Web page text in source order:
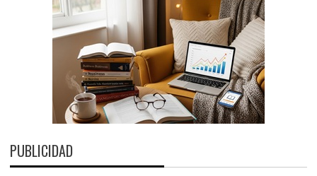
PUBLICIDAD